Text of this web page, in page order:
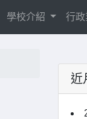
學校介紹 行
近